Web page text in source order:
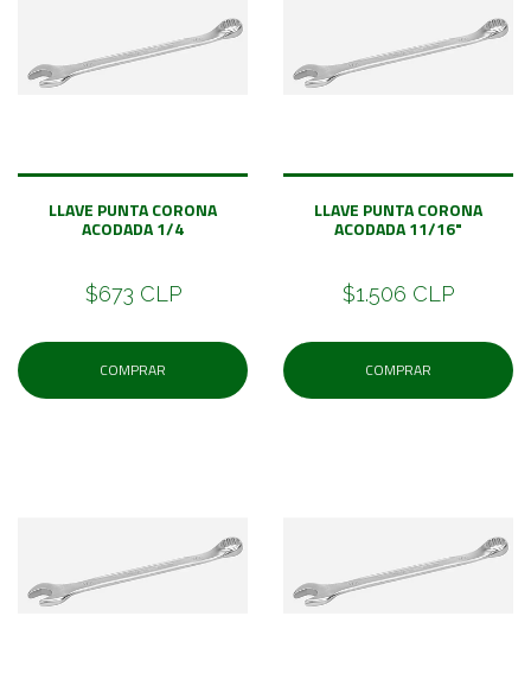
LLAVE PUNTA CORONA
ACODADA 1/4
$673 CLP
COMPRAR
LLAVE PUNTA CORONA
ACODADA 11/16"
$1.506 CLP
COMPRAR